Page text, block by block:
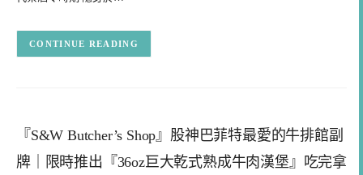
CONTINUE READING
『S&W Butcher’s Shop』股神巴菲特最愛的牛排館副
牌｜限時推出『36oz巨大乾式熟成牛肉漢堡』吃完拿